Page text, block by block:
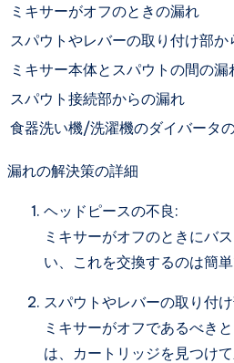
ミキサーがオフのときの漏れ
スパウトやレバーの取り付け部か
ミキサー本体とスパウトの間の漏
スパウト接続部からの漏れ
食器洗い機/洗濯機のダイバータ
漏れの解決策の詳細
ヘッドピースの不良:
ミキサーがオフのときにバ
い、これを交換するのは簡
スパウトやレバーの取り付
ミキサーがオフであるべき
は、カートリッジを見つけ